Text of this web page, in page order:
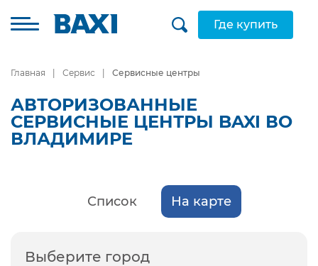
Где купить
Главная Сервис Сервисные центры
АВТОРИЗОВАННЫЕ
СЕРВИСНЫЕ ЦЕНТРЫ BAXI ВО
ВЛАДИМИРЕ
Список На карте
Выберите город